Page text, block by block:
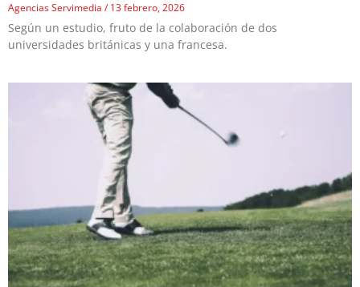
Agencias Servimedia 13 febrero, 2026
Según un estudio, fruto de la colaboración de dos
universidades británicas y una francesa.